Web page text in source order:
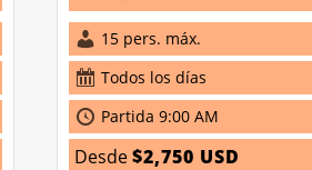
15 pers. máx.
Todos los días
Partida 9:00 AM
Desde$2,750 USD